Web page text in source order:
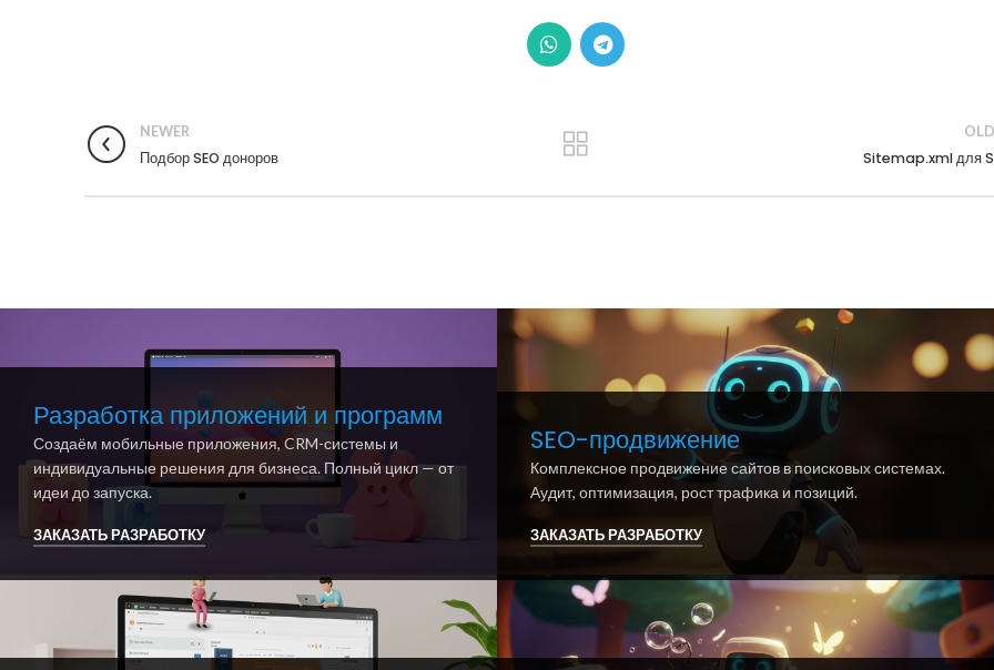
NEWER
Подбор SEO доноров Sitemap.xml для
Разработка приложений и программ
Создаём мобильные приложения, CRM-системы и
индивидуальные решения для бизнеса. Полный цикл — от
идеи до запуска.
ЗАКАЗАТЬ РАЗРАБОТКУ
SEO-продвижение
Комплексное продвижение сайтов в поисковых системах.
Аудит, оптимизация, рост трафика и позиций.
ЗАКАЗАТЬ РАЗРАБОТКУ